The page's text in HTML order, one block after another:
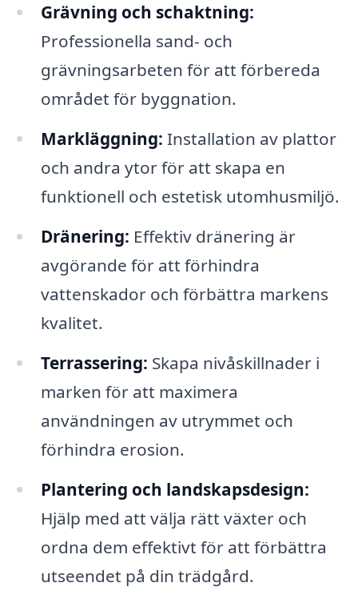
Grävning och schaktning:
Professionella sand- och
grävningsarbeten för att förbereda
området för byggnation.
Markläggning: Installation av plattor
och andra ytor för att skapa en
funktionell och estetisk utomhusmiljö.
Dränering: Effektiv dränering är
avgörande för att förhindra
vattenskador och förbättra markens
kvalitet.
Terrassering: Skapa nivåskillnader i
marken för att maximera
användningen av utrymmet och
förhindra erosion.
Plantering och landskapsdesign:
Hjälp med att välja rätt växter och
ordna dem effektivt för att förbättra
utseendet på din trädgård.